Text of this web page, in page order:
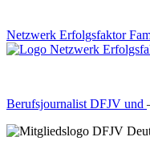
Netzwerk Erfolgsfaktor
Berufsjournalist DFJV und